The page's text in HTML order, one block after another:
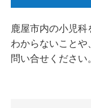
鹿屋市内の小児科
わからないことや
問い合せください